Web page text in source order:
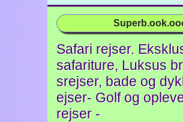
Safari rejser.
safariture, Luksus
srejser, bade og
ejser- Golf og
rejser -